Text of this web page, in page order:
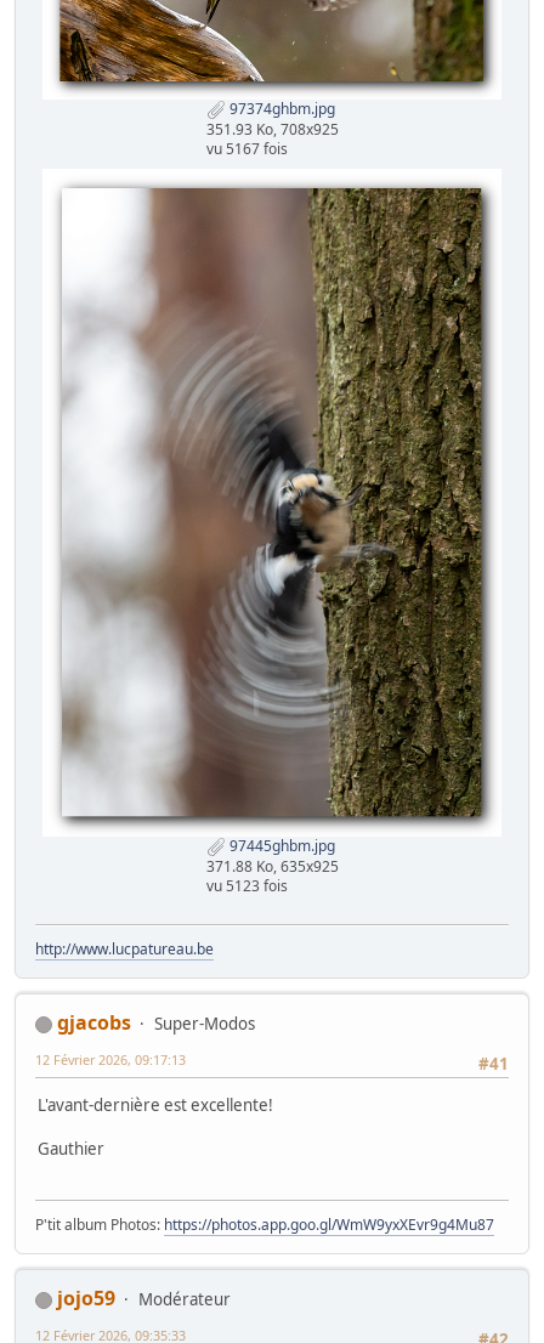
97374ghbm.jpg
351.93 Ko, 708x925
vu 5167 fois
97445ghbm.jpg
371.88 Ko, 635x925
vu 5123 fois
http://www.lucpatureau.be
gjacobs
Super-Modos
#41
12 Février 2026, 09:17:13
L'avant-dernière est excellente!
Gauthier
P'tit album Photos: https://photos.app.goo.gl/WmW9yxXEvr9g4Mu87
jojo59
Modérateur
12 Février 2026, 09:35:33